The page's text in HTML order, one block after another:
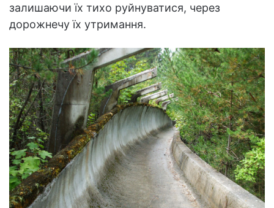
залишаючи їх тихо руйнуватися, через
дорожнечу їх утримання.